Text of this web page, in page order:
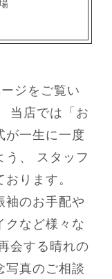
ジをご覧い
当店では「お
が一生に一度
、
スタッフ
ります。
袖のお手配や
クなど様々な
会する晴れの
写真のご相談